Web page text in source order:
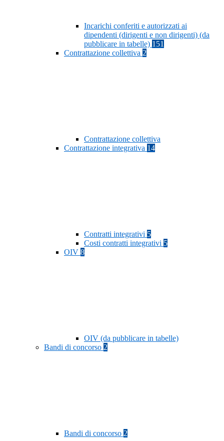
Incarichi conferiti e autorizzati ai
dipendenti (dirigenti e non dirigenti) (da
pubblicare in tabelle) 151
Contrattazione collettiva 2
Contrattazione collettiva
Contrattazione integrativa 14
Contratti integrativi 5
Costi contratti integrativi 5
OIV 8
OIV (da pubblicare in tabelle)
Bandi di concorso 2
Bandi di concorso 2